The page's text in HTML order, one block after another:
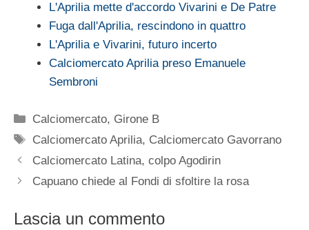
L'Aprilia mette d'accordo Vivarini e De Patre
Fuga dall'Aprilia, rescindono in quattro
L'Aprilia e Vivarini, futuro incerto
Calciomercato Aprilia preso Emanuele
Sembroni
Categorie
Calciomercato, Girone B
Tag
Calciomercato Aprilia, Calciomercato Gavorrano
Calciomercato Latina, colpo Agodirin
Capuano chiede al Fondi di sfoltire la rosa
Lascia un commento